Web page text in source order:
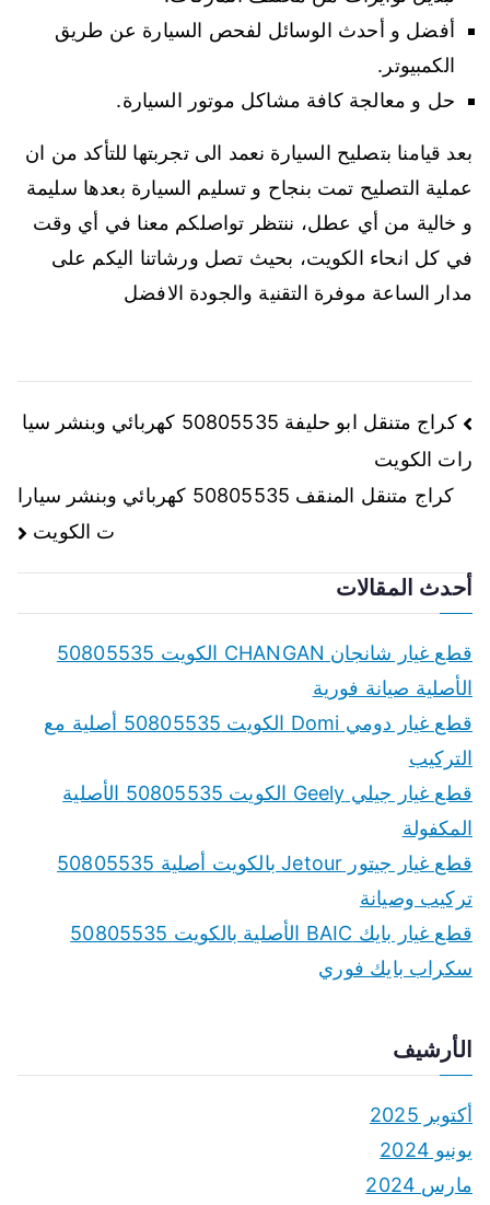
أفضل و أحدث الوسائل لفحص السيارة عن طريق
الكمبيوتر.
حل و معالجة كافة مشاكل موتور السيارة.
بعد قيامنا بتصليح السيارة نعمد الى تجربتها للتأكد من ان
عملية التصليح تمت بنجاح و تسليم السيارة بعدها سليمة
و خالية من أي عطل، ننتظر تواصلكم معنا في أي وقت
في كل انحاء الكويت، بحيث تصل ورشاتنا اليكم على
مدار الساعة موفرة التقنية والجودة الافضل
تصفّح
المقالات
كراج متنقل ابو حليفة 50805535 كهربائي وبنشر سيا
رات الكويت
كراج متنقل المنقف 50805535 كهربائي وبنشر سيارا
ت الكويت
أحدث المقالات
قطع غيار شانجان CHANGAN الكويت 50805535
الأصلية صيانة فورية
قطع غيار دومي Domi الكويت 50805535 أصلية مع
التركيب
قطع غيار جيلي Geely الكويت 50805535 الأصلية
المكفولة
قطع غيار جيتور Jetour بالكويت أصلية 50805535
تركيب وصيانة
قطع غيار بايك BAIC الأصلية بالكويت 50805535
سكراب بايك فوري
الأرشيف
أكتوبر 2025
يونيو 2024
مارس 2024